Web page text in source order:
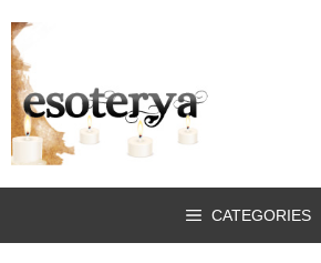
al
contenuto
CATEGORIES